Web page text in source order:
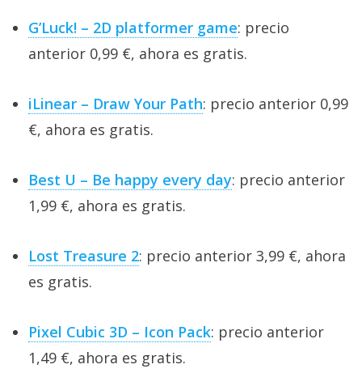
G’Luck! – 2D platformer game: precio
anterior 0,99 €, ahora es gratis.
iLinear – Draw Your Path: precio anterior 0,99
€, ahora es gratis.
Best U – Be happy every day: precio anterior
1,99 €, ahora es gratis.
Lost Treasure 2: precio anterior 3,99 €, ahora
es gratis.
Pixel Cubic 3D – Icon Pack: precio anterior
1,49 €, ahora es gratis.